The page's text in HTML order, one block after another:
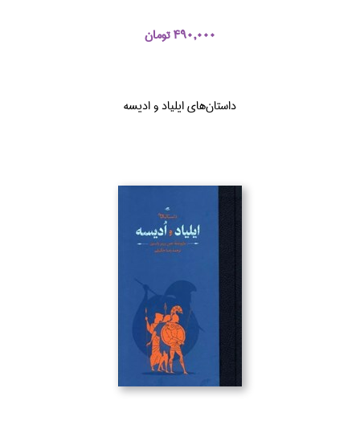
490,000 تومان
داستان‌هاي ايلياد و اديسه